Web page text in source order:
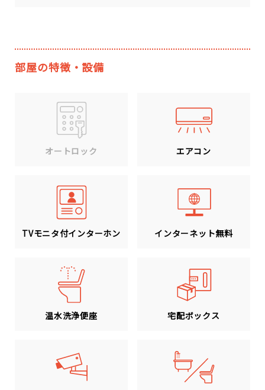
部屋の特徴・設備
オートロック エアコン
TVモニタ付インターホン インターネット無料
温水洗浄便座 宅配ボックス